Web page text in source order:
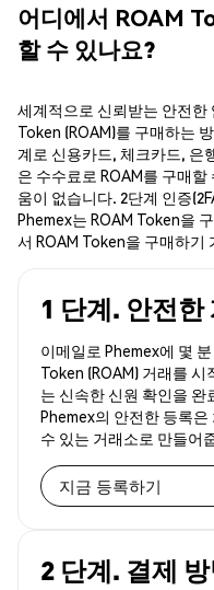
어디에서 ROAM
할 수 있나요?
세계적으로 신뢰받는 안전한
Token (ROAM)를 구매하는
계로 신용카드, 체크카드, 은
은 수수료로 ROAM를 구매
움이 없습니다. 2단계 인증
Phemex는 ROAM Token을
서 ROAM Token을 구매하기
1 단계. 안전한
이메일로 Phemex에 몇
Token (ROAM) 거래를
는 신속한 신원 확인을 완
Phemex의 안전한 등록
수 있는 거래소로 만들어
지금 등록하기
2 단계. 결제